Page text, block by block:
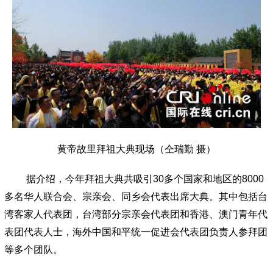
黄帝故里拜祖大典现场（仝瑞勤 摄）
据介绍，今年拜祖大典共吸引30多个国家和地区的8000
多名华人联合会、宗亲会、同乡会代表出席大典。其中包括台
湾客家人代表团，台湾部分宗亲会代表团和香港、澳门青年代
表团代表人士，海外中国和平统一促进会代表团负责人参拜团
等多个团队。